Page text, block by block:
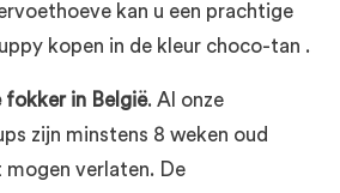
kan u een prachtige
kopen in de kleur choco-tan .
fokker in België. Al onze
zijn minstens 8 weken oud
mogen verlaten. De